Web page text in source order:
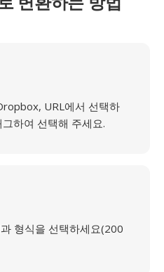
URL에서 선택하
하여 선택해 주세요.
형식을 선택하세요(200